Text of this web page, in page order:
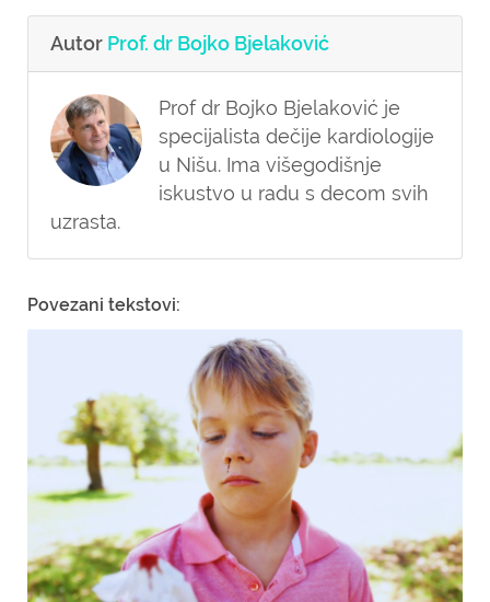
Autor Prof. dr Bojko Bjelaković
Prof dr Bojko Bjelaković je
specijalista dečije kardiologije
u Nišu. Ima višegodišnje
iskustvo u radu s decom svih
uzrasta.
Povezani tekstovi: